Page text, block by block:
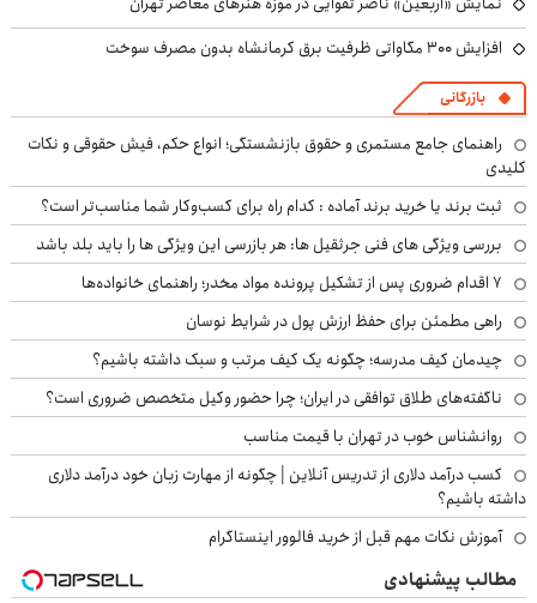
افزایش ۳۰۰ مگاواتی ظرفیت برق کرمانشاه بدون مصرف سوخت
بازرگانی
راهنمای جامع مستمری و حقوق بازنشستگی؛ انواع حکم، فیش حقوقی و نکات
کلیدی
ثبت برند یا خرید برند آماده : کدام راه برای کسب‌وکار شما مناسب‌تر است؟
بررسی ویژگی های فنی جرثقیل ها: هر بازرسی این ویژگی ها را باید بلد باشد
۷ اقدام ضروری پس از تشکیل پرونده مواد مخدر؛ راهنمای خانواده‌ها
راهی مطمئن برای حفظ ارزش پول در شرایط نوسان
چیدمان کیف مدرسه؛ چگونه یک کیف مرتب و سبک داشته باشیم؟
ناگفته‌های طلاق توافقی در ایران؛ چرا حضور وکیل متخصص ضروری است؟
روانشناس خوب در تهران با قیمت مناسب
کسب درآمد دلاری از تدریس آنلاین | چگونه از مهارت زبان خود درآمد دلاری
داشته باشیم؟
آموزش نکات مهم قبل از خرید فالوور اینستاگرام
مطالب پیشنهادی